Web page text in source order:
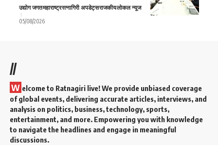
उद्योग जगतमहाराष्ट्ररत्नागिरी अपडेट्सराजकीयलोकल न्यूज
05/08/2026
//
W elcome to Ratnagiri live! We provide unbiased coverage
of global events, delivering accurate articles, interviews, and
analysis on politics, business, technology, sports,
entertainment, and more. Empowering you with knowledge
to navigate the headlines and engage in meaningful
discussions.